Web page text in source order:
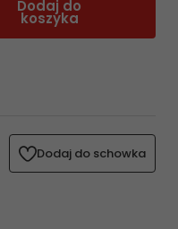
Dodaj do
koszyka
Dodaj do schowka